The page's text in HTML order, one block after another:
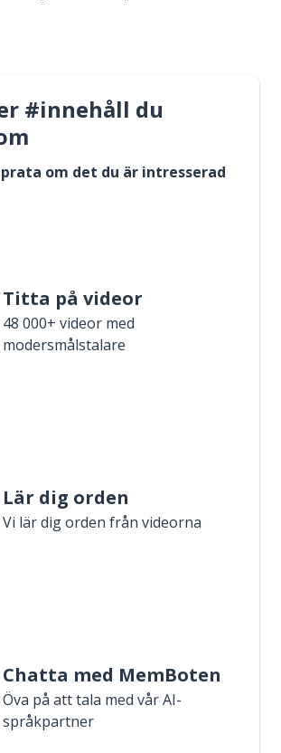
#innehåll du
om det du är intresserad
Titta på videor
48 000+ videor med
modersmålstalare
Lär dig orden
Vi lär dig orden från videorna
Chatta med MemBoten
Öva på att tala med vår AI-
språkpartner